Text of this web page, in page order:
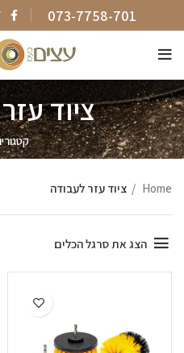
073-7758-701
ציוד
Home ציוד עזר לעבודה
הצג את סרגל הכלים